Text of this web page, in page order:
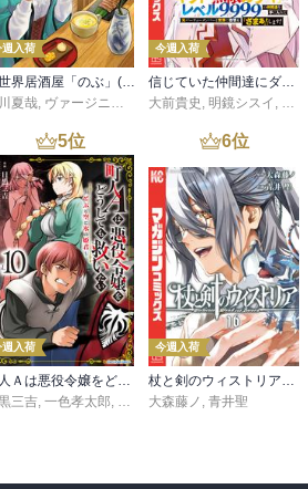
週入荷
異世界居酒屋「のぶ」(22)
夏哉, ヴァージニア二等兵 ,転
今週入荷
信じていた仲間達にダンジョン奥地で殺されかけたがギフト『無限ガチャ』でレベル９９９９の仲間達を手に入れて元パーティーメンバーと世界に復讐＆『ざまぁ！』します！（２３）
大前貴史 , 明鏡シスイ , ｔ
。
5位
週入荷
三吉 一色孝太郎 Parum
6位
今週入荷
大森藤ノ 青井聖